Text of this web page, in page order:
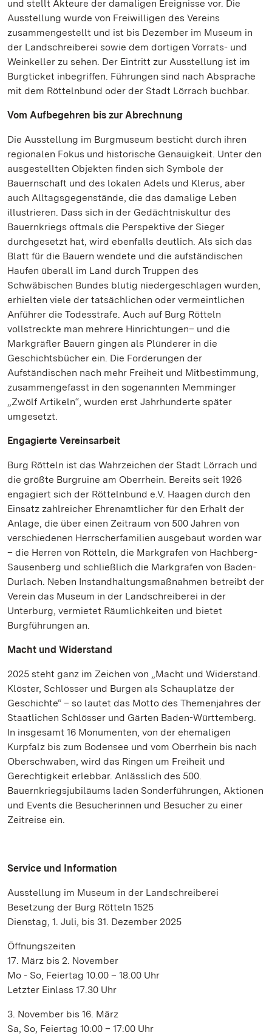
und stellt Akteure der damaligen Ereignisse vor. Die
Ausstellung wurde von Freiwilligen des Vereins
zusammengestellt und ist bis Dezember im Museum in
der Landschreiberei sowie dem dortigen Vorrats- und
Weinkeller zu sehen. Der Eintritt zur Ausstellung ist im
Burgticket inbegriffen. Führungen sind nach Absprache
mit dem Röttelnbund oder der Stadt Lörrach buchbar.
Vom Aufbegehren bis zur Abrechnung
Die Ausstellung im Burgmuseum besticht durch ihren
regionalen Fokus und historische Genauigkeit. Unter den
ausgestellten Objekten finden sich Symbole der
Bauernschaft und des lokalen Adels und Klerus, aber
auch Alltagsgegenstände, die das damalige Leben
illustrieren. Dass sich in der Gedächtniskultur des
Bauernkriegs oftmals die Perspektive der Sieger
durchgesetzt hat, wird ebenfalls deutlich. Als sich das
Blatt für die Bauern wendete und die aufständischen
Haufen überall im Land durch Truppen des
Schwäbischen Bundes blutig niedergeschlagen wurden,
erhielten viele der tatsächlichen oder vermeintlichen
Anführer die Todesstrafe. Auch auf Burg Rötteln
vollstreckte man mehrere Hinrichtungen– und die
Markgräfler Bauern gingen als Plünderer in die
Geschichtsbücher ein. Die Forderungen der
Aufständischen nach mehr Freiheit und Mitbestimmung,
zusammengefasst in den sogenannten Memminger
„Zwölf Artikeln“, wurden erst Jahrhunderte später
umgesetzt.
Engagierte Vereinsarbeit
Burg Rötteln ist das Wahrzeichen der Stadt Lörrach und
die größte Burgruine am Oberrhein. Bereits seit 1926
engagiert sich der Röttelnbund e.V. Haagen durch den
Einsatz zahlreicher Ehrenamtlicher für den Erhalt der
Anlage, die über einen Zeitraum von 500 Jahren von
verschiedenen Herrscherfamilien ausgebaut worden war
– die Herren von Rötteln, die Markgrafen von Hachberg-
Sausenberg und schließlich die Markgrafen von Baden-
Durlach. Neben Instandhaltungsmaßnahmen betreibt der
Verein das Museum in der Landschreiberei in der
Unterburg, vermietet Räumlichkeiten und bietet
Burgführungen an.
Macht und Widerstand
2025 steht ganz im Zeichen von „Macht und Widerstand.
Klöster, Schlösser und Burgen als Schauplätze der
Geschichte“ – so lautet das Motto des Themenjahres der
Staatlichen Schlösser und Gärten Baden-Württemberg.
In insgesamt 16 Monumenten, von der ehemaligen
Kurpfalz bis zum Bodensee und vom Oberrhein bis nach
Oberschwaben, wird das Ringen um Freiheit und
Gerechtigkeit erlebbar. Anlässlich des 500.
Bauernkriegsjubiläums laden Sonderführungen, Aktionen
und Events die Besucherinnen und Besucher zu einer
Zeitreise ein.
Service und Information
Ausstellung im Museum in der Landschreiberei
Besetzung der Burg Rötteln 1525
Dienstag, 1. Juli, bis 31. Dezember 2025
Öffnungszeiten
17. März bis 2. November
Mo - So, Feiertag 10.00 – 18.00 Uhr
Letzter Einlass 17.30 Uhr
3. November bis 16. März
Sa, So, Feiertag 10:00 – 17:00 Uhr